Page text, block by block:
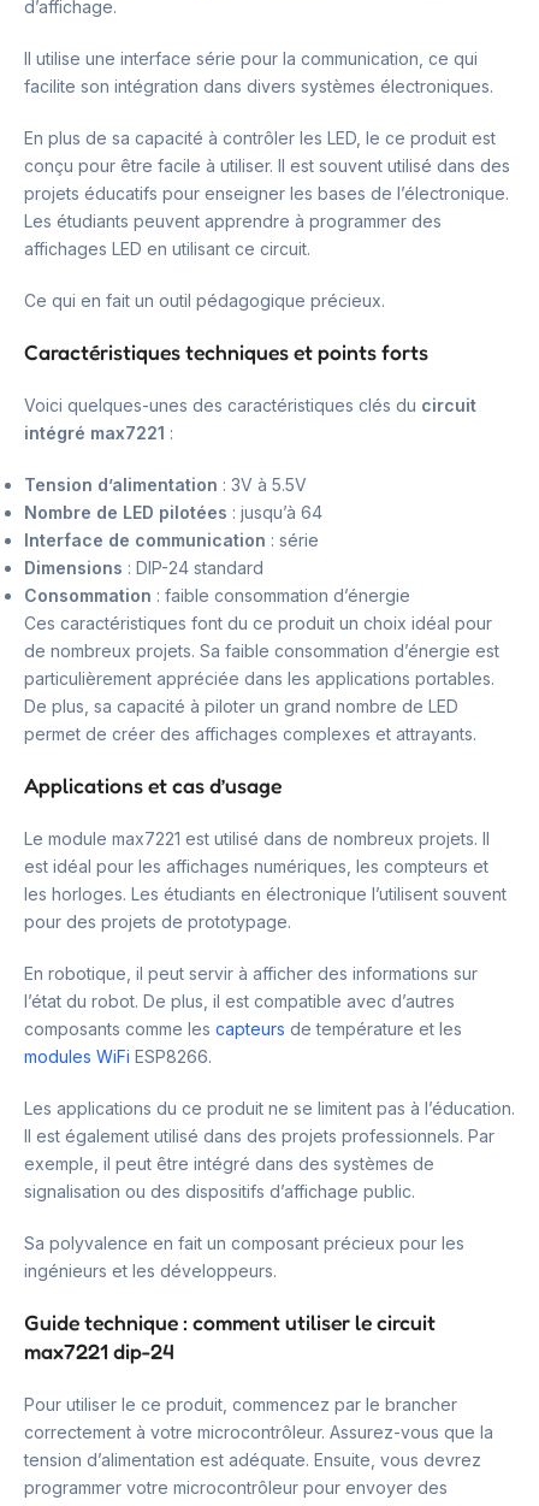
d’affichage.
Il utilise une interface série pour la communication, ce qui
facilite son intégration dans divers systèmes électroniques.
En plus de sa capacité à contrôler les LED, le ce produit est
conçu pour être facile à utiliser. Il est souvent utilisé dans des
projets éducatifs pour enseigner les bases de l’électronique.
Les étudiants peuvent apprendre à programmer des
affichages LED en utilisant ce circuit.
Ce qui en fait un outil pédagogique précieux.
Caractéristiques techniques et points forts
Voici quelques-unes des caractéristiques clés du circuit
intégré max7221 :
Tension d’alimentation : 3V à 5.5V
Nombre de LED pilotées : jusqu’à 64
Interface de communication : série
Dimensions : DIP-24 standard
Consommation : faible consommation d’énergie
Ces caractéristiques font du ce produit un choix idéal pour
de nombreux projets. Sa faible consommation d’énergie est
particulièrement appréciée dans les applications portables.
De plus, sa capacité à piloter un grand nombre de LED
permet de créer des affichages complexes et attrayants.
Applications et cas d’usage
Le module max7221 est utilisé dans de nombreux projets. Il
est idéal pour les affichages numériques, les compteurs et
les horloges. Les étudiants en électronique l’utilisent souvent
pour des projets de prototypage.
En robotique, il peut servir à afficher des informations sur
l’état du robot. De plus, il est compatible avec d’autres
composants comme les capteurs de température et les
modules WiFi ESP8266.
Les applications du ce produit ne se limitent pas à l’éducation.
Il est également utilisé dans des projets professionnels. Par
exemple, il peut être intégré dans des systèmes de
signalisation ou des dispositifs d’affichage public.
Sa polyvalence en fait un composant précieux pour les
ingénieurs et les développeurs.
Guide technique : comment utiliser le circuit
max7221 dip-24
Pour utiliser le ce produit, commencez par le brancher
correctement à votre microcontrôleur. Assurez-vous que la
tension d’alimentation est adéquate. Ensuite, vous devrez
programmer votre microcontrôleur pour envoyer des